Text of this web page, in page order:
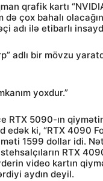
qrafik kartı
çox bahalı
adı ilə etibarlı
adlı bir mövzu
yoxdur.”
RTX 5090-ın
edək ki, “RTX 4090
1599 dollar idi.
RTX
video kartın
aydın deyil.